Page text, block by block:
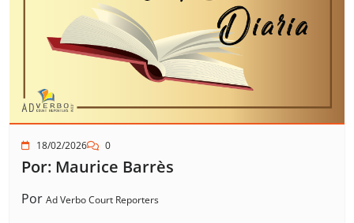
18/02/2026 0
Por: Maurice Barrès
Por Ad Verbo Court Reporters